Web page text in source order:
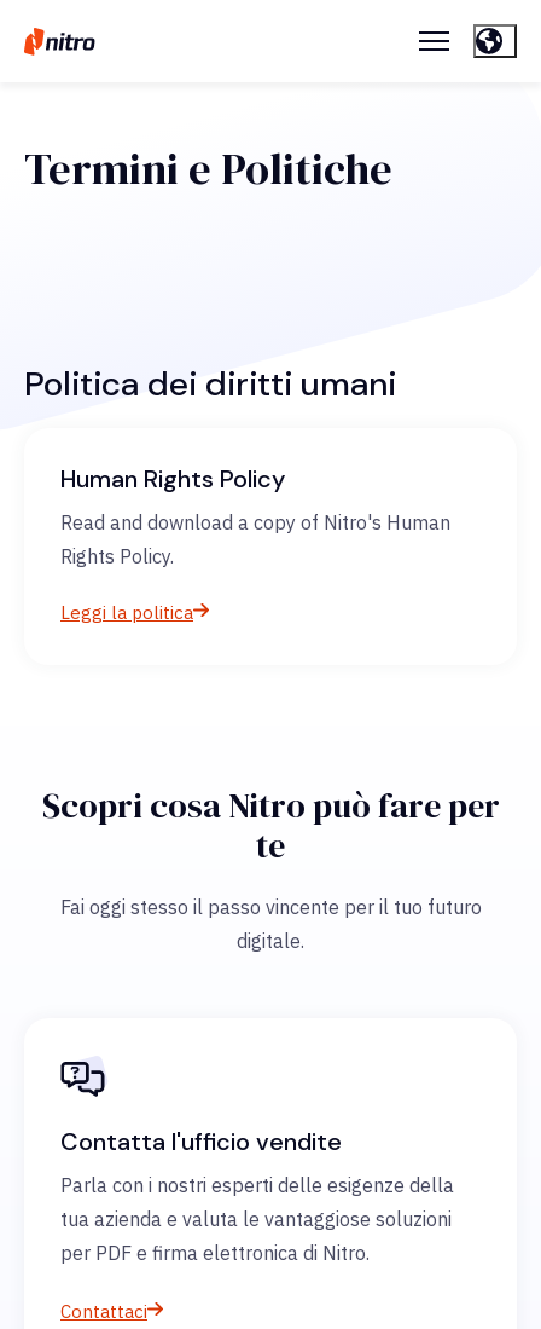
Termini e Politiche
Politica dei diritti umani
Human Rights Policy
Read and download a copy of Nitro's Human
Rights Policy.
Leggi la politica
Scopri cosa Nitro può fare per
te
Fai oggi stesso il passo vincente per il tuo futuro
digitale.
Contatta l'ufficio vendite
Parla con i nostri esperti delle esigenze della
tua azienda e valuta le vantaggiose soluzioni
per PDF e firma elettronica di Nitro.
Contattaci